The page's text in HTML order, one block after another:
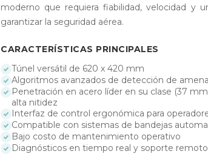
moderno que requiera fiabilidad, velocidad y
garantizar la seguridad aérea.
CARACTERÍSTICAS PRINCIPALES
Túnel versátil de 620 x 420 mm
Algoritmos avanzados de detección de
Penetración en acero líder en su clase (37
alta nitidez
Interfaz de control ergonómica para
Compatible con sistemas de bandejas
Bajo costo de mantenimiento operativo
Diagnósticos en tiempo real y soporte remoto